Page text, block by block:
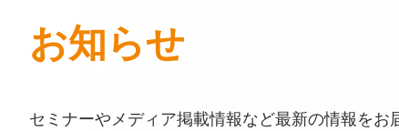
お知らせ
セミナーやメディア掲載情報など最新の情報をお